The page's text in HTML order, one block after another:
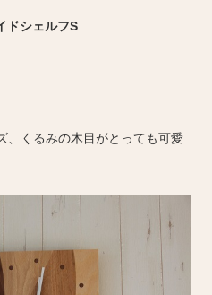
ドシェルフS
、くるみの木目がとっても可愛